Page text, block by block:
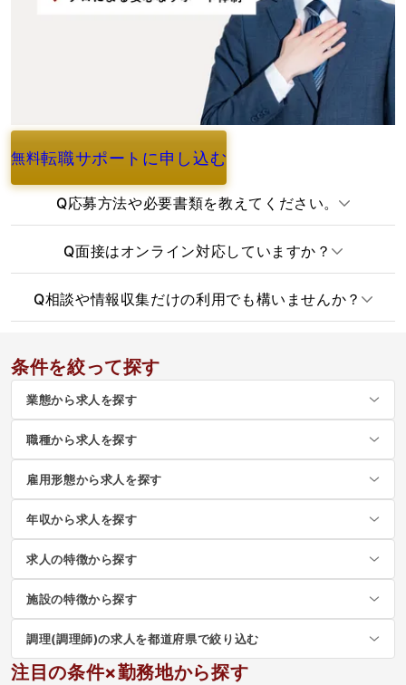
無料転職サポートに申し込む
よくあるご質問
Q応募方法や必要書類を教えてください。
Q面接はオンライン対応していますか？
Q相談や情報収集だけの利用でも構いませんか？
条件を絞って探す
業態から求人を探す
職種から求人を探す
雇用形態から求人を探す
年収から求人を探す
求人の特徴から探す
施設の特徴から探す
調理(調理師)の求人を都道府県で絞り込む
注目の条件×勤務地から探す